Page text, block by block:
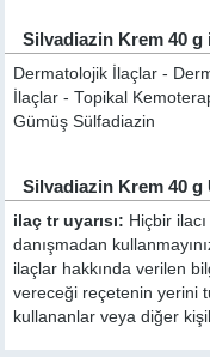
Silvadiazin Krem 40 g
Dermatolojik İlaçlar -
İlaçlar - Topikal
Gümüş Sülfadiazin
Silvadiazin Krem 40 g
ilaç tr uyarısı: Hiçbir
danışmadan
ilaçlar hakkında verilen
vereceği reçetenin yerini
kullananlar veya diğer